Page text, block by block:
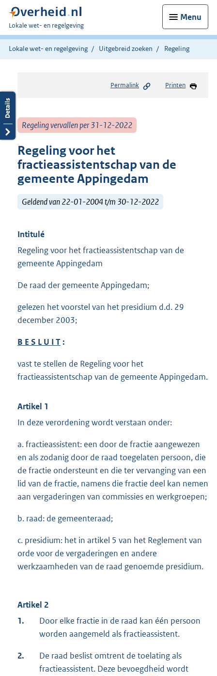
Menu
U
bent
hier:
Lokale wet- en regelgeving
Lokale wet- en regelgeving Uitgebreid zoeken Regeling
Permalink Printen
Regeling vervallen per 31-12-2022
Regeling voor het
fractieassistentschap van de
gemeente Appingedam
Geldend van 22-01-2004 t/m 30-12-2022
Intitulé
Regeling voor het fractieassistentschap van de
gemeente Appingedam
De raad der gemeente Appingedam;
gelezen het voorstel van het presidium d.d. 29
december 2003;
B E S L U I T:
vast te stellen de Regeling voor het
fractieassistentschap van de gemeente Appingedam.
Artikel 1
In deze verordening wordt verstaan onder:
a. fractieassistent: een door de fractie aangewezen
en als zodanig door de raad toegelaten persoon, die
de fractie ondersteunt en die ter vervanging van een
lid van de fractie, namens die fractie deel kan nemen
aan vergaderingen van commissies en werkgroepen;
b. raad: de gemeenteraad;
c. presidium: het in artikel 5 van het Reglement van
orde voor de vergaderingen en andere
werkzaamheden van de raad genoemde presidium.
Artikel 2
1.
Door elke fractie in de raad kan één persoon
worden aangemeld als fractieassistent.
2.
De raad beslist omtrent de toelating als
fractieassistent. Deze bevoegdheid wordt